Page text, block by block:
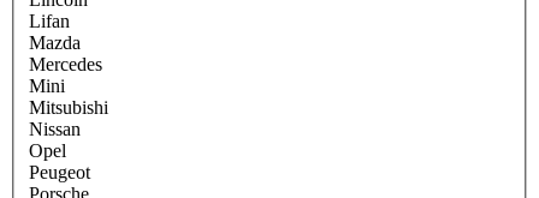
Lifan
Mazda
Mercedes
Mini
Mitsubishi
Nissan
Opel
Peugeot
Porsche